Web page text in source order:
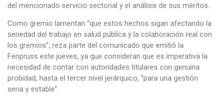
del mencionado servicio sectorial y el análisis de sus méritos.
Como gremio lamentan “que estos hechos sigan afectando la
seriedad del trabajo en salud pública y la colaboración real con
los gremios”, reza parte del comunicado que emitió la
Fenpruss este jueves, ya que consideran que es imperativa la
necesidad de contar con autoridades titulares con genuina
probidad, hasta el tercer nivel jerárquico, “para una gestión
seria y estable”.